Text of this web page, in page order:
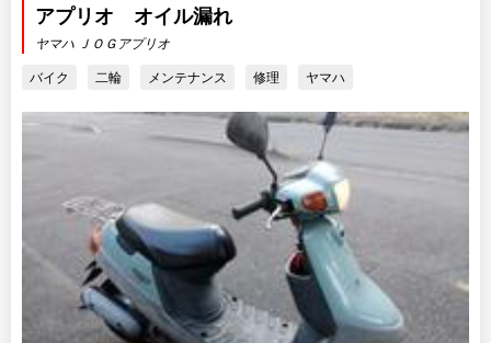
アプリオ オイル漏れ
ヤマハ ＪＯＧアプリオ
バイク 二輪 メンテナンス 修理 ヤマハ